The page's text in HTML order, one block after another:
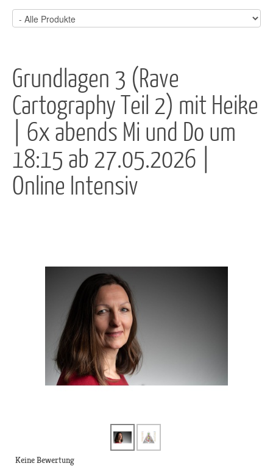
Grundlagen 3 (Rave
Cartography Teil 2) mit Heike
| 6x abends Mi und Do um
18:15 ab 27.05.2026 |
Online Intensiv
Keine Bewertung